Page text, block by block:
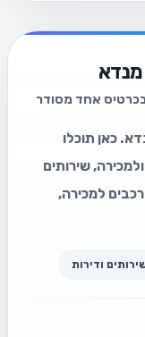
מנדא
בכרטיס אחד מסודר
כאן תוכלו
שירותים
למכירה,
ודירות